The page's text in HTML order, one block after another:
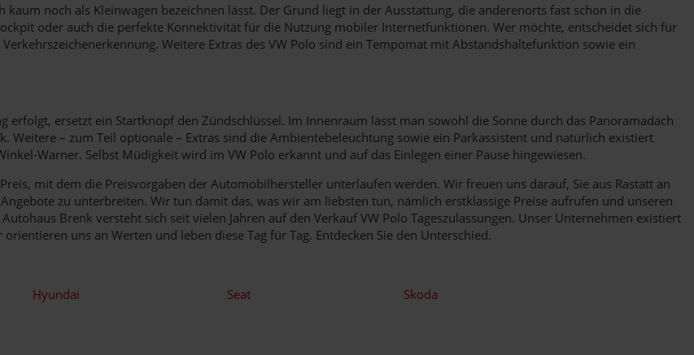
noch als Kleinwagen bezeichnen lässt. Der Grund liegt in der Ausstattung, die anderenorts fast schon in die
oder auch die perfekte Konnektivität für die Nutzung mobiler Internetfunktionen. Wer möchte, entscheidet sich für
Weitere Extras des VW Polo sind ein Tempomat mit Abstandshaltefunktion sowie ein
erfolgt, ersetzt ein Startknopf den Zündschlüssel. Im Innenraum lässt man sowohl die Sonne durch das Panoramadach
– zum Teil optionale – Extras sind die Ambientebeleuchtung sowie ein Parkassistent und natürlich existiert
Warner. Selbst Müdigkeit wird im VW Polo erkannt und auf das Einlegen einer Pause hingewiesen.
mit dem die Preisvorgaben der Automobilhersteller unterlaufen werden. Wir freuen uns darauf, Sie aus Rastatt an
zu unterbreiten. Wir tun damit das, was wir am liebsten tun, nämlich erstklassige Preise aufrufen und unseren
Brenk versteht sich seit vielen Jahren auf den Verkauf VW Polo Tageszulassungen. Unser Unternehmen existiert
uns an Werten und leben diese Tag für Tag. Entdecken Sie den Unterschied.
Hyundai Seat Skoda